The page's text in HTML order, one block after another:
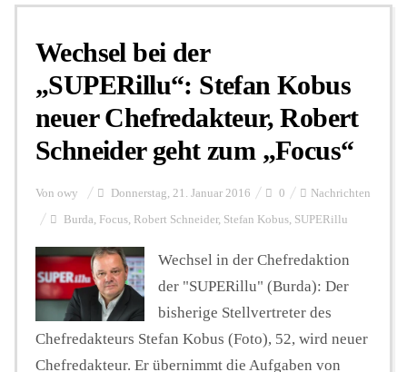
Personalien
Hintergrund
FUNKTURM-Beiträge
Podcast
Seminare
Wechsel bei der
„SUPERillu“: Stefan Kobus
neuer Chefredakteur, Robert
Schneider geht zum „Focus“
Von owy Donnerstag, 21. Januar 2016 0 Nachrichten
Burda, Focus, Robert Schneider, Stefan Kobus, SUPERillu
Wechsel in der Chefredaktion
der "SUPERillu" (Burda): Der
bisherige Stellvertreter des
Chefredakteurs Stefan Kobus (Foto), 52, wird neuer
Chefredakteur. Er übernimmt die Aufgaben von